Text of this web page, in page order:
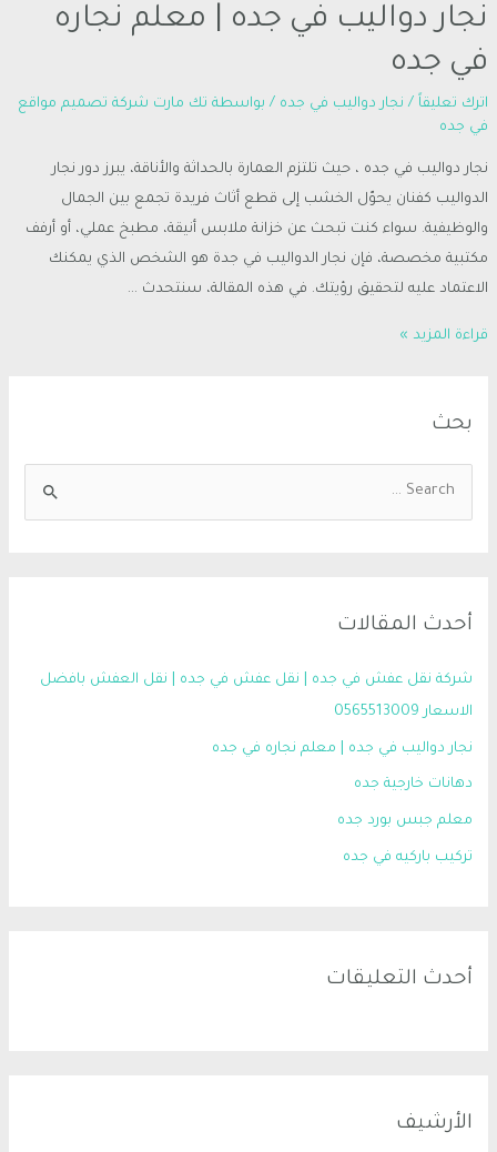
نجار دواليب في جده | معلم نجاره
في جده
اترك تعليقاً / نجار دواليب في جده / بواسطة تك مارت شركة تصميم مواقع
في جده
نجار دواليب في جده ، حيث تلتزم العمارة بالحداثة والأناقة، يبرز دور نجار
الدواليب كفنان يحوّل الخشب إلى قطع أثاث فريدة تجمع بين الجمال
والوظيفية. سواء كنت تبحث عن خزانة ملابس أنيقة، مطبخ عملي، أو أرفف
مكتبية مخصصة، فإن نجار الدواليب في جدة هو الشخص الذي يمكنك
الاعتماد عليه لتحقيق رؤيتك. في هذه المقالة، سنتحدث …
قراءة المزيد »
بحث
أحدث المقالات
شركة نقل عفش في جده | نقل عفش في جده | نقل العفش بافضل
الاسعار 0565513009
نجار دواليب في جده | معلم نجاره في جده
دهانات خارجية جده
معلم جبس بورد جده
تركيب باركيه في جده
أحدث التعليقات
الأرشيف